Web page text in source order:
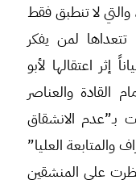
لا تنطبق فقط
لمن يفكر
إثر اعتقالها لأبو
القادة والعناصر
بـ”عدم الانشقاق
العليا”
على المنشقين